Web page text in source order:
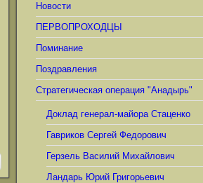
Новости
ПЕРВОПРОХОДЦЫ
Поминание
Поздравления
Стратегическая операция "Анадырь"
Доклад генерал-майора Стаценко
Гавриков Сергей Федорович
Герзель Василий Михайлович
Ландарь Юрий Григорьевич